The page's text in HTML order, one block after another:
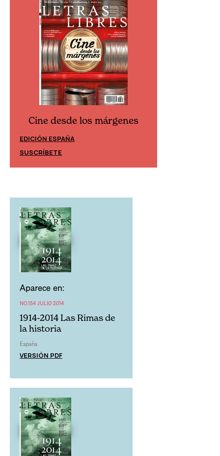
Cine desde los márgenes
EDICIÓN ESPAÑA
SUSCRÍBETE
Aparece en:
NO.154 JULIO 2014
1914-2014 Las Rimas de
la historia
España
VERSIÓN PDF